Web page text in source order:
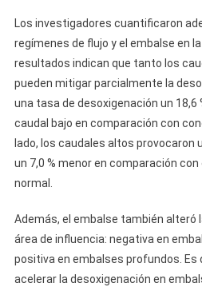
Los investigadores cuantificaron
regímenes de flujo y el embalse en
resultados indican que tanto los
pueden mitigar parcialmente la
una tasa de desoxigenación un 18,6
caudal bajo en comparación con
lado, los caudales altos provocaron
un 7,0 % menor en comparación
normal.
Además, el embalse también alteró
área de influencia: negativa en
positiva en embalses profundos. Es
acelerar la desoxigenación en